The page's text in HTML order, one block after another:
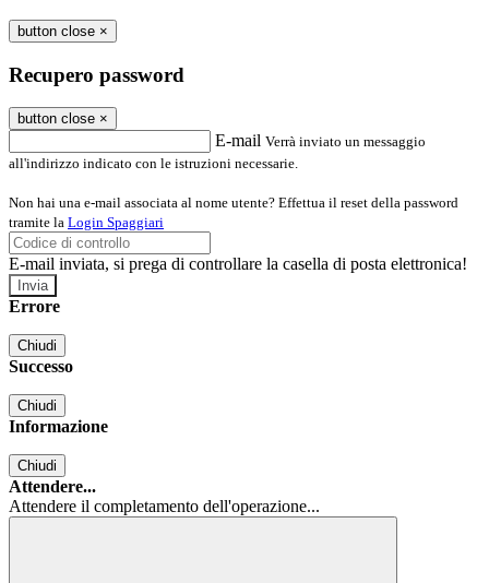
button close ×
Recupero password
button close ×
E-mail Verrà inviato un messaggio
all'indirizzo indicato con le istruzioni necessarie.
Non hai una e-mail associata al nome utente? Effettua il reset della password
tramite la Login Spaggiari
E-mail inviata, si prega di controllare la casella di posta elettronica!
Errore
Chiudi
Successo
Chiudi
Informazione
Chiudi
Attendere...
Attendere il completamento dell'operazione...